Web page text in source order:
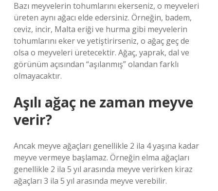
Bazı meyvelerin tohumlarını ekerseniz, o meyveleri
üreten aynı ağacı elde edersiniz. Örneğin, badem,
ceviz, incir, Malta eriği ve hurma gibi meyvelerin
tohumlarını eker ve yetiştirirseniz, o ağaç geç de
olsa o meyveleri üretecektir. Ağaç, yaprak, dal ve
görünüm açısından “aşılanmış” olandan farklı
olmayacaktır.
Aşılı ağaç ne zaman meyve
verir?
Ancak meyve ağaçları genellikle 2 ila 4 yaşına kadar
meyve vermeye başlamaz. Örneğin elma ağaçları
genellikle 2 ila 5 yıl arasında meyve verirken kiraz
ağaçları 3 ila 5 yıl arasında meyve verebilir.